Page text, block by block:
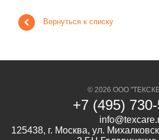
Вернуться к списку
© 2026 ООО
+7 (495)
125438, г. Москва, ул.